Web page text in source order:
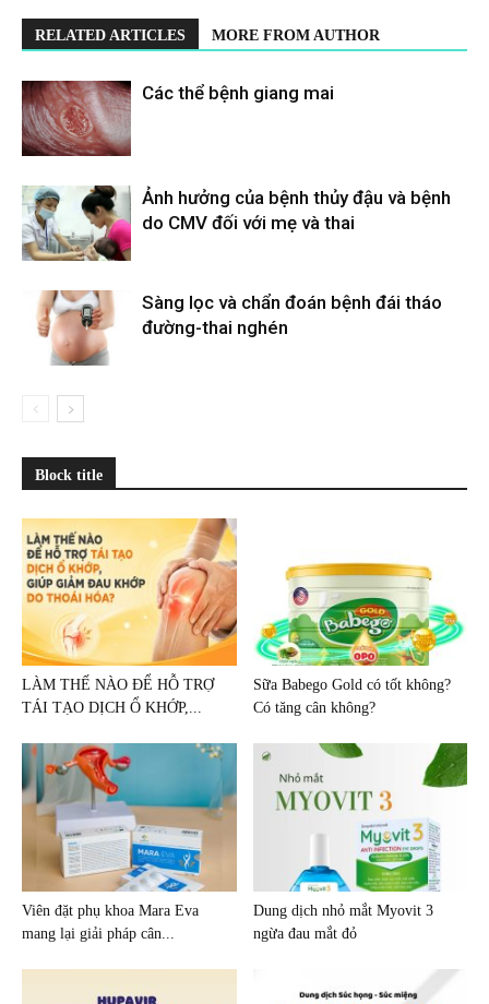
RELATED ARTICLES MORE FROM AUTHOR
Các thể bệnh giang mai
Ảnh hưởng của bệnh thủy đậu và bệnh
do CMV đối với mẹ và thai
Sàng lọc và chẩn đoán bệnh đái tháo
đường-thai nghén
Block title
LÀM THẾ NÀO ĐỂ HỖ TRỢ
TÁI TẠO DỊCH Ổ KHỚP,...
Sữa Babego Gold có tốt không?
Có tăng cân không?
Viên đặt phụ khoa Mara Eva
mang lại giải pháp cân...
Dung dịch nhỏ mắt Myovit 3
ngừa đau mắt đỏ